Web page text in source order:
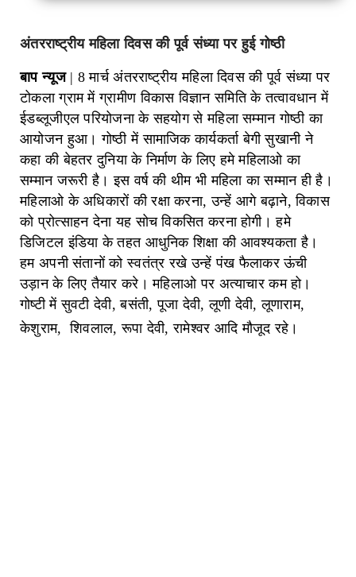
अंतरराष्ट्रीय महिला दिवस की पूर्व संध्या पर हुई गोष्ठी
बाप न्यूज| 8 मार्च अंतरराष्ट्रीय महिला दिवस की पूर्व संध्या पर
टोकला ग्राम में ग्रामीण विकास विज्ञान समिति के तत्वावधान में
ईडब्लूजीएल परियोजना के सहयोग से महिला सम्मान गोष्ठी का
आयोजन हुआ। गोष्ठी में सामाजिक कार्यकर्ता बेगी सुखानी ने
कहा की बेहतर दुनिया के निर्माण के लिए हमे महिलाओ का
सम्मान जरूरी है। इस वर्ष की थीम भी महिला का सम्मान ही है।
महिलाओ के अधिकारों की रक्षा करना, उन्हें आगे बढ़ाने, विकास
को प्रोत्साहन देना यह सोच विकसित करना होगी। हमे
डिजिटल इंडिया के तहत आधुनिक शिक्षा की आवश्यकता है।
हम अपनी संतानों को स्वतंत्र रखे उन्हें पंख फैलाकर ऊंची
उड़ान के लिए तैयार करे। महिलाओ पर अत्याचार कम हो।
गोष्टी में सुवटी देवी, बसंती, पूजा देवी, लूणी देवी, लूणाराम,
केशुराम, शिवलाल, रूपा देवी, रामेश्वर आदि मौजूद रहे।